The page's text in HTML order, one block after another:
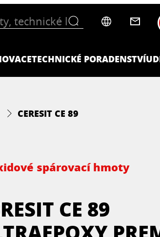
TECHNICKÉ PORADENSTVÍ
CERESIT CE 89
spárovací hmoty
CE 89